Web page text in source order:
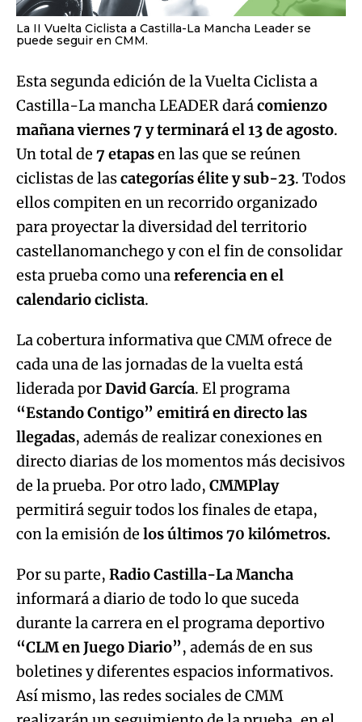
Castilla-La mancha LEADER dará comienzo
mañana viernes 7 y terminará el 13 de agosto
Un total de 7 etapasen las que se reúnen
ciclistas de las categorías élite y sub-23 . Todos
ellos compiten en un recorrido organizado
para proyectar la diversidad del territorio
castellanomanchego y con el fin de consolidar
esta prueba como unareferencia en el
calendario ciclista.
La cobertura informativa que CMM ofrece de
cada una de las jornadas de la vuelta está
liderada porDavid García
“Estando Contigo” emitirá en directo las
llegadas , además de realizar conexiones en
directo diarias de los momentos más decisivos
de la prueba. Por otro lado, CMMPlay
permitirá seguir todos los finales de etapa,
con la emisión delos últimos 70 kilómetros.
Por su parte, Radio Castilla-La Mancha
informará a diario de todo lo que suceda
durante la carrera en el programa deportivo
“CLM en Juego Diario”, además de en sus
boletines y diferentes espacios informativos.
Así mismo, las redes sociales de CMM
realizarán un seguimiento de la prueba, en el
que se incluye elminuto a minuto de cada
etapa , recorrido, entrevistas, momentos más
destacados de la carrera, resumen de la etapa